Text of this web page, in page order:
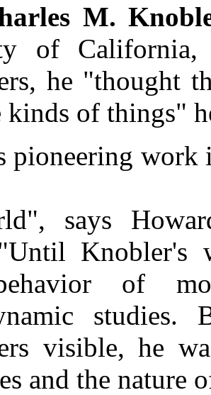
M.
of California,
he "thought
kinds of things"
pioneering work
says
Knobler's
of
visible, he
and the nature